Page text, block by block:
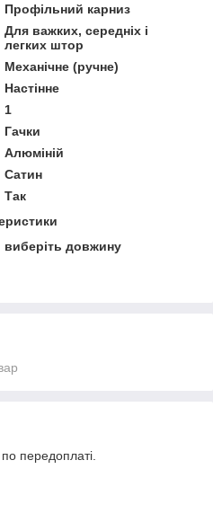
Профільний карниз
Для важких, середніх і
легких штор
Механічне (ручне)
Настінне
1
Гачки
Алюміній
Сатин
Так
виберіть довжину
передоплаті.